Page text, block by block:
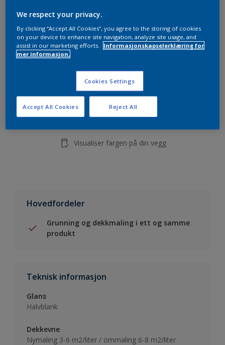
10L
Finn en forhandler
Visualiser fargen på din vegg
Hovedfordeler
Grunning og dekkmaling i ett og samme
produkt
Teknisk informasjon
Glans
Halvblank
Dekkevne
Nymaling 3-6 m2/liter / ommaling 6-8 m2/liter
We respect your privacy.
By clicking “Accept All Cookies”, you agree to the storing of cookies
on your device to enhance site navigation, analyze site usage, and
assist in our marketing efforts.
Informasjonskapselerklæring for
mer informasjon.
Cookies Settings
Reject All
Accept All Cookies